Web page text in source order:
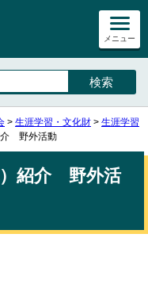
メニュー
> 生涯学習・文化財 > 生涯学習
介 野外活動
）紹介 野外活